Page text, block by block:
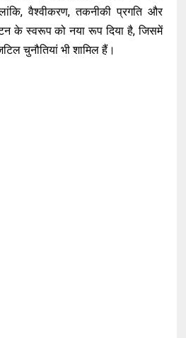
वैश्वीकरण, तकनीकी प्रगति और
के स्वरूप को नया रूप दिया है, जिसमें
चुनौतियां भी शामिल हैं।